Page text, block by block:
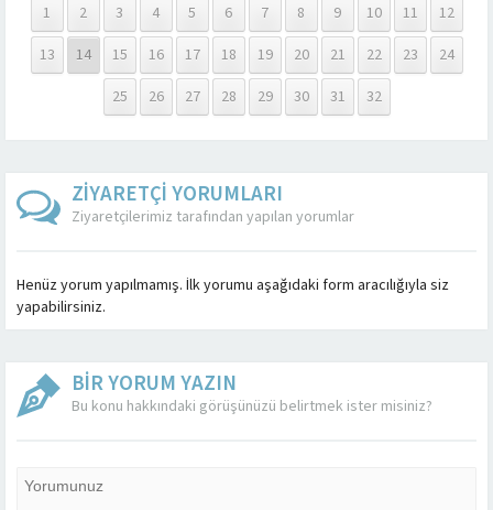
1 2 3 4 5 6 7 8 9 10 11
12
13
14 15 16 17 18 19 20 21 22 23
24
25
26 27 28 29 30 31 32
ZİYARETÇİ YORUMLARI
Ziyaretçilerimiz tarafından yapılan yorumlar
Henüz yorum yapılmamış. İlk yorumu aşağıdaki form aracılığıyla siz
yapabilirsiniz.
BİR YORUM YAZIN
Bu konu hakkındaki görüşünüzü belirtmek ister misiniz?